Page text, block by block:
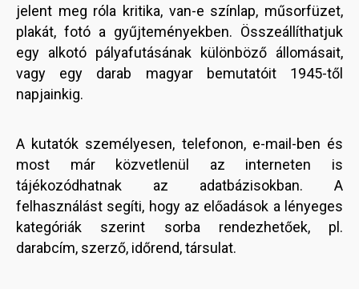
jelent meg róla kritika, van-e színlap, műsorfüzet,
plakát, fotó a gyűjteményekben. Összeállíthatjuk
egy alkotó pályafutásának különböző állomásait,
vagy egy darab magyar bemutatóit 1945-től
napjainkig.
A kutatók személyesen, telefonon, e-mail-ben és
most már közvetlenül az interneten is
tájékozódhatnak az adatbázisokban. A
felhasználást segíti, hogy az előadások a lényeges
kategóriák szerint sorba rendezhetőek, pl.
darabcím, szerző, időrend, társulat.